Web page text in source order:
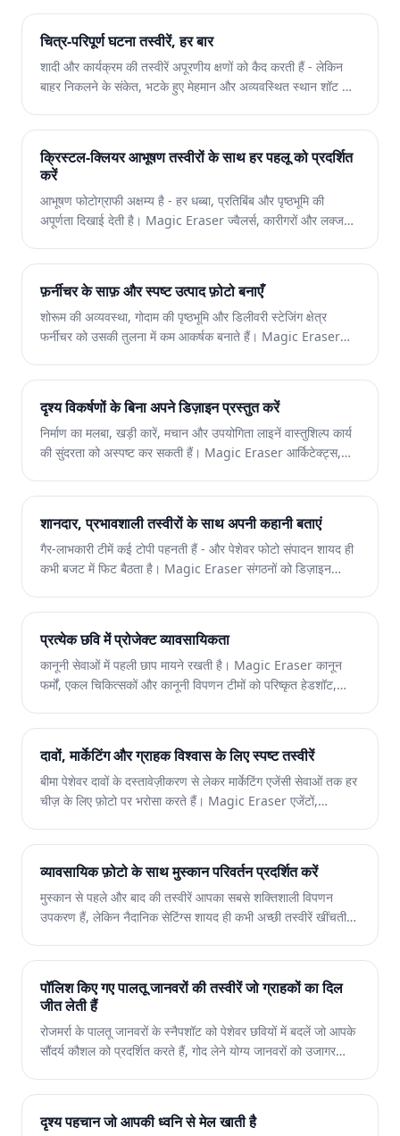
अधिक समय व्यतीत करें।
चित्र-परिपूर्ण घटना तस्वीरें, हर बार
शादी और कार्यक्रम की तस्वीरें अपूरणीय क्षणों को कैद करती हैं - लेकिन
बाहर निकलने के संकेत, भटके हुए मेहमान और अव्यवस्थित स्थान शॉट को
घंटों मैन्युअल संपादन के बिना त्रुटिहीन छवियां प्रदान करने देता है।
क्रिस्टल-क्लियर आभूषण तस्वीरों के साथ हर पहलू को प्रदर्शित
करें
आभूषण फोटोग्राफी अक्षम्य है - हर धब्बा, प्रतिबिंब और पृष्ठभूमि की
अपूर्णता दिखाई देती है। Magic Eraser ज्वैलर्स, कारीगरों और लक्जरी
शानदार ढंग से चमकते हैं।
फ़र्नीचर के साफ़ और स्पष्ट उत्पाद फ़ोटो बनाएँ
शोरूम की अव्यवस्था, गोदाम की पृष्ठभूमि और डिलीवरी स्टेजिंग क्षेत्र
फर्नीचर को उसकी तुलना में कम आकर्षक बनाते हैं। Magic Eraser
बनाने में मदद करता है जिन पर खरीदार भरोसा करते हैं और क्लिक करते
दृश्य विकर्षणों के बिना अपने डिज़ाइन प्रस्तुत करें
निर्माण का मलबा, खड़ी कारें, मचान और उपयोगिता लाइनें वास्तुशिल्प कार्य
की सुंदरता को अस्पष्ट कर सकती हैं। Magic Eraser आर्किटेक्ट्स,
प्रेजेंटेशन देने में मदद करता है जो पूरी तरह से डिज़ाइन पर ध्यान केंद्रित
शानदार, प्रभावशाली तस्वीरों के साथ अपनी कहानी बताएं
गैर-लाभकारी टीमें कई टोपी पहनती हैं - और पेशेवर फोटो संपादन शायद ही
कभी बजट में फिट बैठता है। Magic Eraser संगठनों को डिज़ाइन
मीडिया के लिए आकर्षक दृश्य बनाने में मदद करता है।
प्रत्येक छवि में प्रोजेक्ट व्यावसायिकता
कानूनी सेवाओं में पहली छाप मायने रखती है। Magic Eraser कानून
फर्मों, एकल चिकित्सकों और कानूनी विपणन टीमों को परिष्कृत हेडशॉट,
अधिकार व्यक्त करते हैं।
दावों, मार्केटिंग और ग्राहक विश्वास के लिए स्पष्ट तस्वीरें
बीमा पेशेवर दावों के दस्तावेज़ीकरण से लेकर मार्केटिंग एजेंसी सेवाओं तक हर
चीज़ के लिए फ़ोटो पर भरोसा करते हैं। Magic Eraser एजेंटों,
करता है जो स्पष्ट रूप से संचार करती है और आत्मविश्वास पैदा करती है।
व्यावसायिक फ़ोटो के साथ मुस्कान परिवर्तन प्रदर्शित करें
मुस्कान से पहले और बाद की तस्वीरें आपका सबसे शक्तिशाली विपणन
उपकरण हैं, लेकिन नैदानिक ​​​​सेटिंग्स शायद ही कभी अच्छी तस्वीरें खींचती
के परिणाम और कार्यालय इमेजरी पेश करने में मदद करता है जो नए रोगियों
को आकर्षित करते हैं।
पॉलिश किए गए पालतू जानवरों की तस्वीरें जो ग्राहकों का दिल
जीत लेती हैं
रोजमर्रा के पालतू जानवरों के स्नैपशॉट को पेशेवर छवियों में बदलें जो आपके
सौंदर्य कौशल को प्रदर्शित करते हैं, गोद लेने योग्य जानवरों को उजागर
Magic Eraser पट्टे, पिंजरे और अव्यवस्था को हटा देता है ताकि
प्रत्येक पालतू जानवर सबसे अच्छा दिखे।
दृश्य पहचान जो आपकी ध्वनि से मेल खाती है